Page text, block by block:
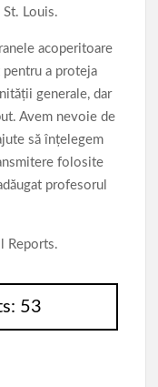
Louis.
acoperitoare
pentru a proteja
generale, dar
Avem nevoie de
să înţelegem
folosite
profesorul
Reports.
53